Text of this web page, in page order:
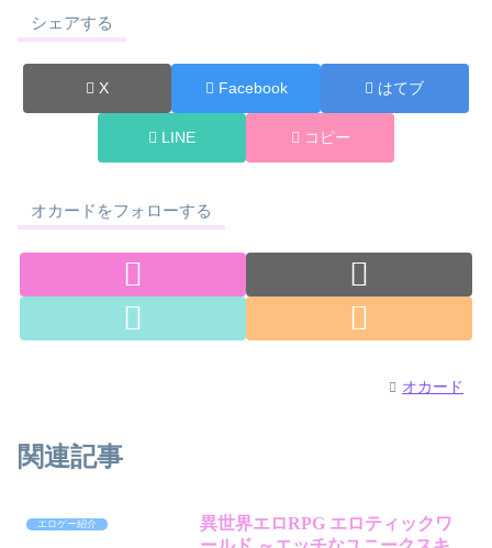
シェアする
X Facebook はてブ
LINE コピー
オカードをフォローする
オカード
関連記事
エロゲー紹介
異世界エロRPG エロティックワ